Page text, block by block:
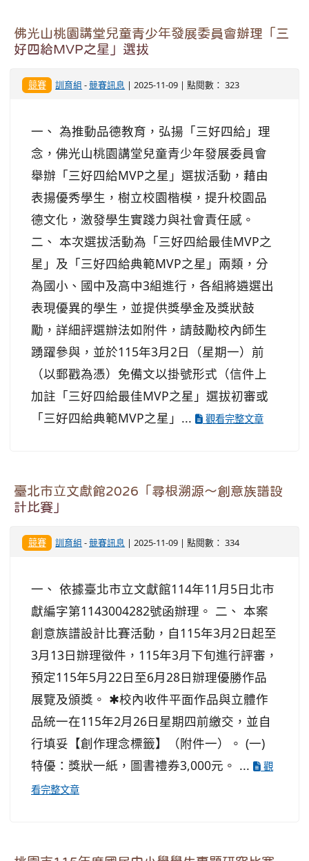
佛光山桃園講堂兒童青少年發展委員會辦理「三
好四給MVP之星」選拔
競賽 訓育組 -競賽訊息 | 2025-11-09 | 點閱數： 323
一、 為推動品德教育，弘揚「三好四給」理
念，佛光山桃園講堂兒童青少年發展委員會
舉辦「三好四給MVP之星」選拔活動，藉由
表揚優秀學生，樹立校園楷模，提升校園品
德文化，激發學生實踐力與社會責任感。
二、 本次選拔活動為「三好四給最佳MVP之
星」及「三好四給典範MVP之星」兩類，分
為國小、國中及高中3組進行，各組將遴選出
表現優異的學生，並提供獎學金及獎狀鼓
勵，詳細評選辦法如附件，請鼓勵校內師生
踴躍參與，並於115年3月2日（星期一）前
（以郵戳為憑）免備文以掛號形式（信件上
加註「三好四給最佳MVP之星」選拔初審或
「三好四給典範MVP之星」...
觀看完整文章
臺北市立文獻館2026「尋根溯源～創意族譜設
計比賽」
競賽 訓育組 -競賽訊息 | 2025-11-09 | 點閱數： 334
一、 依據臺北市立文獻館114年11月5日北市
獻編字第1143004282號函辦理。 二、 本案
創意族譜設計比賽活動，自115年3月2日起至
3月13日辦理徵件，115年3月下旬進行評審，
預定115年5月22日至6月28日辦理優勝作品
展覽及頒獎。 ✱校內收件平面作品與立體作
品統一在115年2月26日星期四前繳交，並自
行填妥【創作理念標籤】（附件一）。 (一)
特優：獎狀一紙，圖書禮券3,000元。 ...
觀
看完整文章